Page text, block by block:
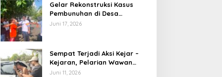
Gelar Rekonstruksi Kasus
Pembunuhan di Desa
Mendingin, Desi Peragakan 18
Juni 17, 2026
Sempat Terjadi Aksi Kejar –
Kejaran, Pelarian Wawan
Berakhir di Tangan Tim
Juni 11, 2026